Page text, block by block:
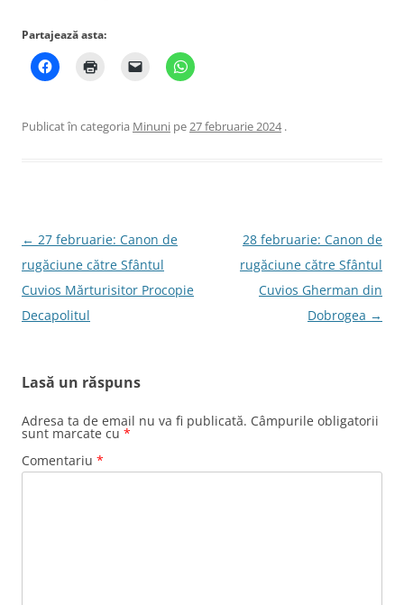
Partajează asta:
Publicat în categoria Minuni pe27 februarie 2024 .
Navigare
în
articole
← 27 februarie: Canon de
rugăciune către Sfântul
Cuvios Mărturisitor Procopie
Decapolitul
28 februarie: Canon de
rugăciune către Sfântul
Cuvios Gherman din
Dobrogea →
Lasă un răspuns
Adresa ta de email nu va fi publicată. Câmpurile obligatorii
sunt marcate cu *
Comentariu *